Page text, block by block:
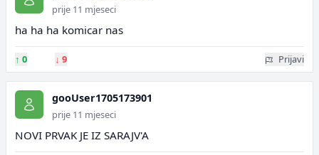
prije 11 mjeseci
ha ha ha komicar nas
↑ 0 ↓ 9 Prijavi
gooUser1705173901
prije 11 mjeseci
NOVI PRVAK JE IZ SARAJV'A